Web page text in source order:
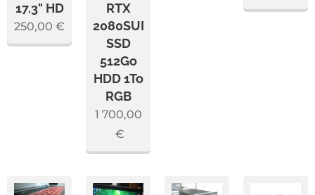
17.3" HD
250,00 €
RTX
2080SUPER
SSD
512Go
HDD 1To
RGB
1 700,00
€